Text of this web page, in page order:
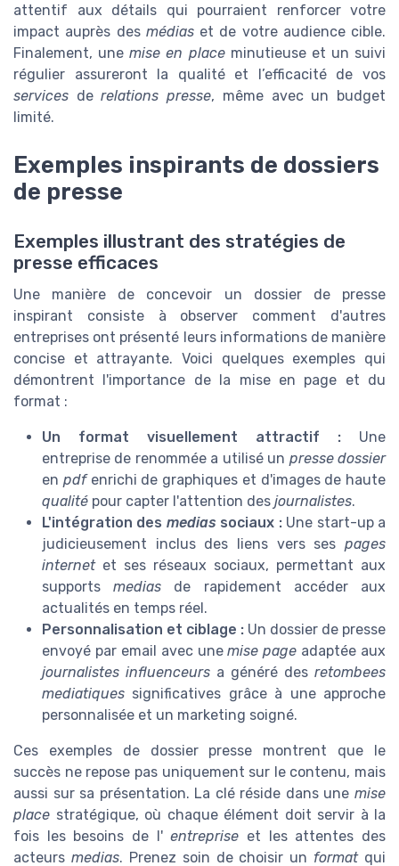
attentif aux détails qui pourraient renforcer votre
impact auprès des médiaset de votre audience cible.
Finalement, unemise en placeminutieuse et un suivi
régulier assureront la qualité et l’efficacité de vos
services derelations presse, même avec un budget
limité.
Exemples inspirants de dossiers
de presse
Exemples illustrant des stratégies de
presse efficaces
Une manière de concevoir un dossier de presse
inspirant consiste à observer comment d'autres
entreprises ont présenté leurs informations de manière
concise et attrayante. Voici quelques exemples qui
démontrent l'importance de la mise en page et du
format :
Un format visuellement attractif : Une
entreprise de renommée a utilisé un presse dossier
en pdfenrichi de graphiques et d'images de haute
qualité pour capter l'attention des journalistes.
L'intégration des medias sociaux :Une start-up a
judicieusement inclus des liens vers ses pages
internetet ses réseaux sociaux, permettant aux
supportsmedias de rapidement accéder aux
actualités en temps réel.
Personnalisation et ciblage : Un dossier de presse
envoyé par email avec unemise page adaptée aux
journalistes influenceurs a généré des retombees
mediatiques significatives grâce à une approche
personnalisée et un marketing soigné.
Ces exemples de dossier presse montrent que le
succès ne repose pas uniquement sur le contenu, mais
aussi sur sa présentation. La clé réside dans une mise
place stratégique, où chaque élément doit servir à la
fois les besoins de l'entreprise et les attentes des
acteurs medias. Prenez soin de choisir un formatqui